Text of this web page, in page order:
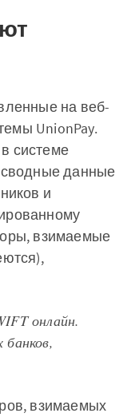
на веб-
UnionPay.
системе
сводные данные
и
взимаемые
онлайн.
взимаемых